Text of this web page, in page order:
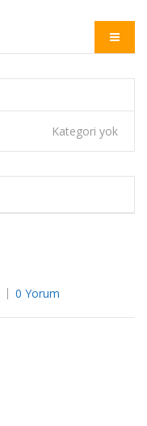
Kategori yok
0 Yorum